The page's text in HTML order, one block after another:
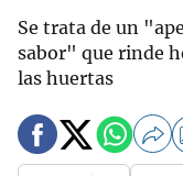
Se trata de un
sabor" que rinde
las huertas